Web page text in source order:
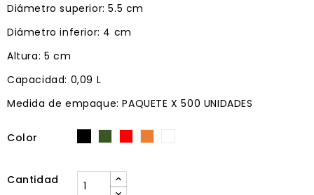
Diámetro superior: 5.5 cm
Diámetro inferior: 4 cm
Altura: 5 cm
Capacidad: 0,09 L
Medida de empaque: PAQUETE X 500 UNIDADES
Color
Cantidad